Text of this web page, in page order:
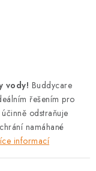
vody! Buddycare
řešením pro
odstraňuje
namáhané
informací